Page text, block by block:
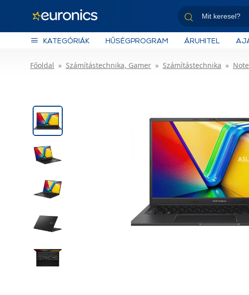
KATEGÓRIÁK HŰSÉGPROGRAM ÁRUHITEL
Főoldal Számítástechnika, Gamer Számítástechnika